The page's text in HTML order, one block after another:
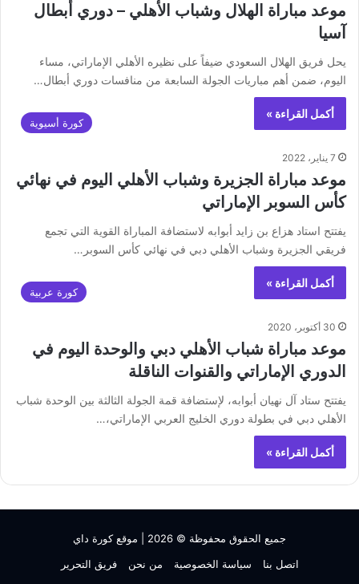
موعد مباراة الهلال وشباب الأهلي – دوري أبطال
آسيا
يحل فريق الهلال السعودي ضيفاً على نظيره الأهلي الإماراتي، مساء
اليوم، ضمن أهم مباريات الجولة السابعة من منافسات دوري أبطال…
أكمل القراءة »
كورة أسيوية
7 يناير، 2022
موعد مباراة الجزيرة وشباب الأهلي اليوم في نهائي
كأس السوبر الإماراتي
يفتتح استاد هزاع بن زايد أبوابه لاستضافة المباراة القوية التي تجمع
فريقي الجزيرة وشباب الأهلي دبي في نهائي كأس السوبر…
أكمل القراءة »
كورة عربية
30 أكتوبر، 2020
موعد مباراة شباب الأهلي دبي والوحدة اليوم في
الدوري الإماراتي والقنوات الناقلة
يفتتح ستاد آل نهيان أبوابه، لإستضافة قمة الجولة الثالثة بين الوحدة شباب
الأهلي دبي في بطولة دوري الخليج العربي الإماراتي،…
أكمل القراءة »
جميع الحقوق محفوظة © 2026 |
موقع كورة داي
اتصل بنا
سياسة الخصوصية من نحن فريق التحرير